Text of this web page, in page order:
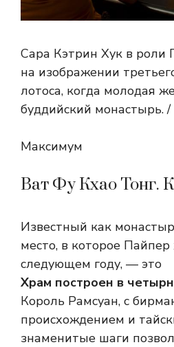
Сара Кэтрин Хук в
на изображении
лотоса, когда молодая
буддийский монастырь. /
Максимум
Ват Фу Кхао Тонг.
Известный как
место, в которое Пайпер
следующем году, — это
Храм построен в
Король Рамсуан, с
происхождением и
знаменитые шаги